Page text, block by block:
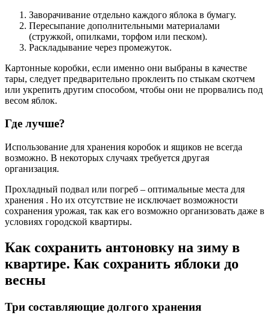
Заворачивание отдельно каждого яблока в бумагу.
Пересыпание дополнительными материалами
(стружкой, опилками, торфом или песком).
Раскладывание через промежуток.
Картонные коробки, если именно они выбраны в качестве
тары, следует предварительно проклеить по стыкам скотчем
или укрепить другим способом, чтобы они не прорвались под
весом яблок.
Где лучше?
Использование для хранения коробок и ящиков не всегда
возможно. В некоторых случаях требуется другая
организация.
Прохладный подвал или погреб – оптимальные места для
хранения . Но их отсутствие не исключает возможности
сохранения урожая, так как его возможно организовать даже в
условиях городской квартиры.
Как сохранить антоновку на зиму в
квартире. Как сохранить яблоки до
весны
Три составляющие долгого хранения